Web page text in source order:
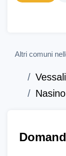
Altri comuni
Nasino